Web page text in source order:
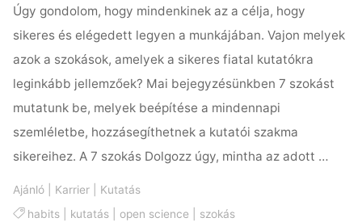
Úgy gondolom, hogy mindenkinek az a célja, hogy
sikeres és elégedett legyen a munkájában. Vajon melyek
azok a szokások, amelyek a sikeres fiatal kutatókra
leginkább jellemzőek? Mai bejegyzésünkben 7 szokást
mutatunk be, melyek beépítése a mindennapi
szemléletbe, hozzásegíthetnek a kutatói szakma
sikereihez. A 7 szokás Dolgozz úgy, mintha az adott …
Ajánló Karrier
Kutatás
habits| kutatás| open science szokás